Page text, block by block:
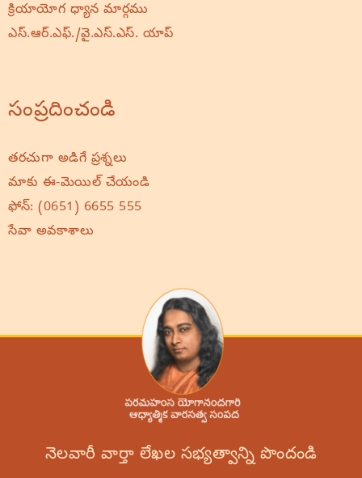
క్రియాయోగ ధ్యాన మార్గము
ఎస్.ఆర్.ఎఫ్./వై.ఎస్.ఎస్. యాప్
సంప్రదించండి
తరచుగా అడిగే ప్రశ్నలు
మాకు ఈ-మెయిల్ చేయండి
ఫోన్: (0651) 6655 555
సేవా అవకాశాలు
నెలవారీ వార్తా లేఖల సభ్యత్వాన్ని పొందండి